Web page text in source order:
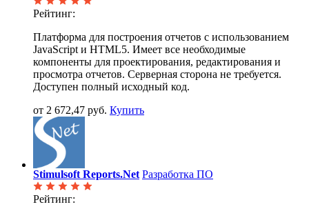
Рейтинг:
Платформа для построения отчетов с использованием
JavaScript и HTML5. Имеет все необходимые
компоненты для проектирования, редактирования и
просмотра отчетов. Серверная сторона не требуется.
Доступен полный исходный код.
от 2 672,47 руб. Купить
Stimulsoft Reports.Net Разработка ПО
Рейтинг: